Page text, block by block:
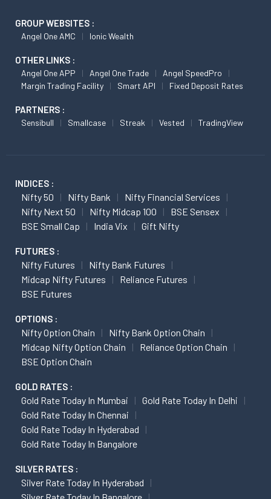
GROUP WEBSITES :
Angel One AMC Ionic Wealth
OTHER LINKS :
Angel One APP Angel One Trade
Angel SpeedPro
Margin Trading Facility
Smart API Fixed Deposit Rates
PARTNERS :
Sensibull Smallcase Streak Vested TradingView
INDICES :
Nifty 50 Nifty Bank
Nifty Financial Services
Nifty Next 50
Nifty Midcap 100
BSE Sensex
BSE Small Cap
India Vix Gift Nifty
FUTURES :
Nifty Futures
Nifty Bank Futures
Midcap Nifty Futures
Reliance Futures
BSE Futures
OPTIONS :
Nifty Option Chain
Nifty Bank Option Chain
Midcap Nifty Option Chain
Reliance Option Chain
BSE Option Chain
GOLD RATES :
Gold Rate Today In Mumbai
Gold Rate Today In Delhi
Gold Rate Today In Chennai
Gold Rate Today In Hyderabad
Gold Rate Today In Bangalore
SILVER RATES :
Silver Rate Today In Hyderabad